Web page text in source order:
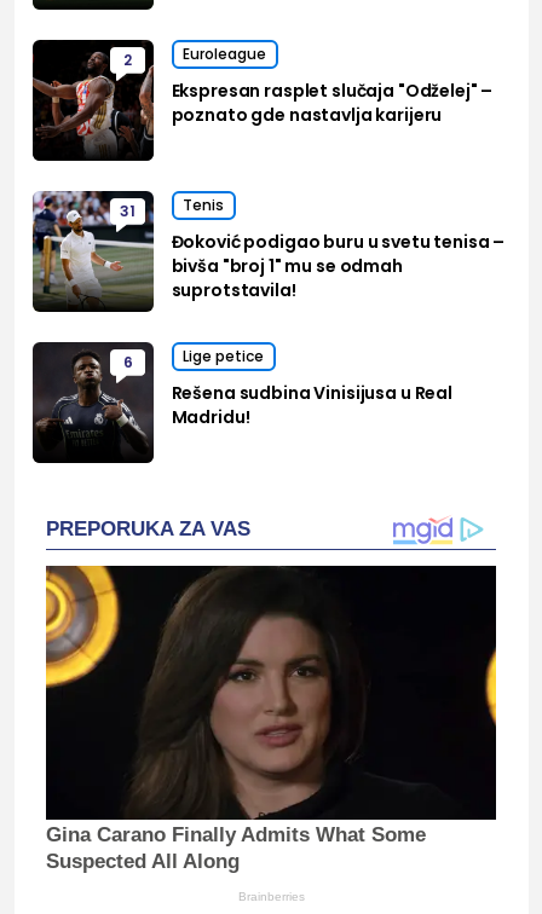
2 Euroleague
Ekspresan rasplet slučaja "Odželej" –
poznato gde nastavlja karijeru
31 Tenis
Đoković podigao buru u svetu tenisa –
bivša "broj 1" mu se odmah
suprotstavila!
6 Lige petice
Rešena sudbina Vinisijusa u Real
Madridu!
PREPORUKA ZA VAS
Gina Carano Finally Admits What Some
Suspected All Along
Brainberries